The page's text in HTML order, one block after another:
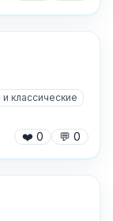
классические
❤️ 0 💬 0